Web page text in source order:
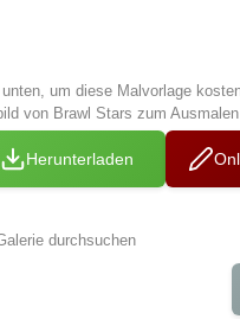
um diese Malvorlage
von Brawl Stars zum Ausmalen
Herunterladen
durchsuchen